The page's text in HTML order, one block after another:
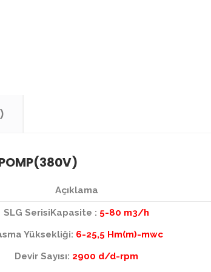
Açıklama
SLG SerisiKapasite : 5-80 m3/h
Yüksekliği: 6-25,5 Hm(m)-mwc
Devir Sayısı: 2900 d/d-rpm